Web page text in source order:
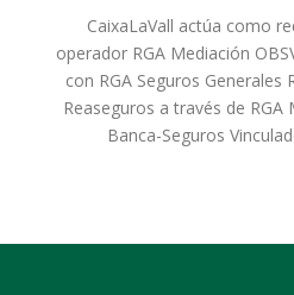
CaixaLaVall actúa como
operador RGA Mediación
con RGA Seguros Generales
Reaseguros a través de
Banca-Seguros